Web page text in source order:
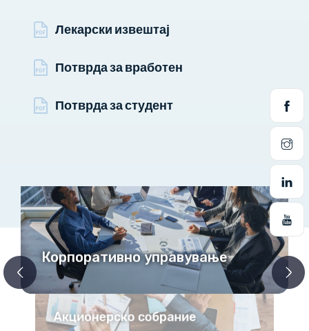
Лекарски извештај
Потврда за вработен
Потврда за студент
Корпоративно управување